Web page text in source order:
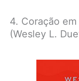
4. Coração
(Wesley L.